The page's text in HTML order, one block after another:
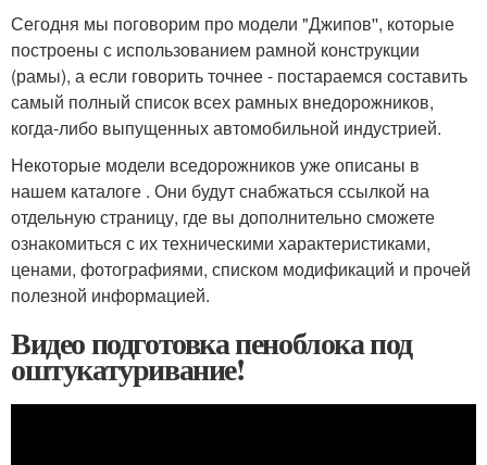
Сегодня мы поговорим про модели "Джипов'', которые
построены с использованием рамной конструкции
(рамы), а если говорить точнее - постараемся составить
самый полный список всех рамных внедорожников,
когда-либо выпущенных автомобильной индустрией.
Некоторые модели вседорожников уже описаны в
нашем каталоге . Они будут снабжаться ссылкой на
отдельную страницу, где вы дополнительно сможете
ознакомиться с их техническими характеристиками,
ценами, фотографиями, списком модификаций и прочей
полезной информацией.
Видео подготовка пеноблока под
оштукатуривание!